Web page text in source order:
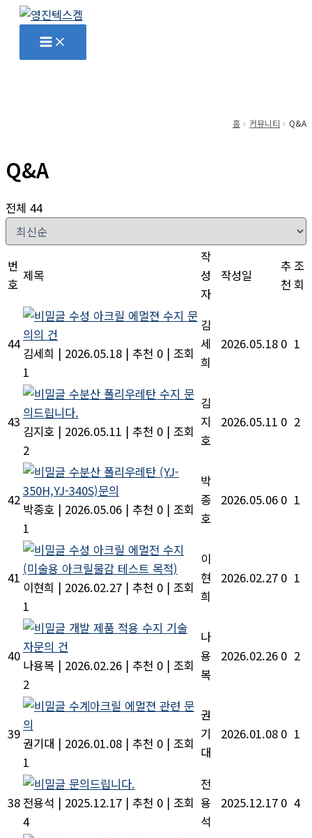
Main
Menu
홈 커뮤니티 Q&A
Q&A
전체 44
번
호
제목
작
성
자
작성일
추
천
조
회
44
수성 아크릴 에멀젼 수지 문
의의 건
김세희 | 2026.05.18 | 추천 0 | 조회
1
김
세
희
2026.05.18 0 1
43
수분산 폴리우레탄 수지 문
의드립니다.
김지호 | 2026.05.11 | 추천 0 | 조회
2
김
지
호
2026.05.11 0 2
42
수분산 폴리우레탄 (YJ-
350H,YJ-340S)문의
박종호 | 2026.05.06 | 추천 0 | 조회
1
박
종
호
2026.05.06 0 1
41
수성 아크릴 에멀전 수지
(미술용 아크릴물감 테스트 목적)
이현희 | 2026.02.27 | 추천 0 | 조회
1
이
현
희
2026.02.27 0 1
40
개발 제품 적용 수지 기술
자문의 건
나용복 | 2026.02.26 | 추천 0 | 조회
2
나
용
복
2026.02.26 0 2
39
수계아크릴 에멀젼 관련 문
의
권기대 | 2026.01.08 | 추천 0 | 조회
1
권
기
대
2026.01.08 0 1
38
문의드립니다.
전용석 | 2025.12.17 | 추천 0 | 조회
4
전
용
석
2025.12.17 0 4